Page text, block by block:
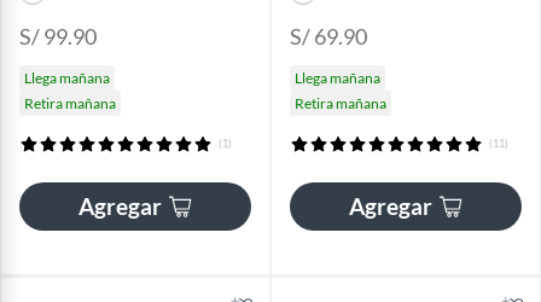
S/ 99.90
Llega mañana
Retira mañana
(1)
Agregar
S/ 69.90
Llega mañana
Retira mañana
(11)
Agregar